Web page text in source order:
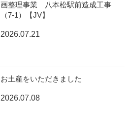
画整理事業 八本松駅前造成工事
（7-1）【JV】
2026.07.21
お土産をいただきました
2026.07.08